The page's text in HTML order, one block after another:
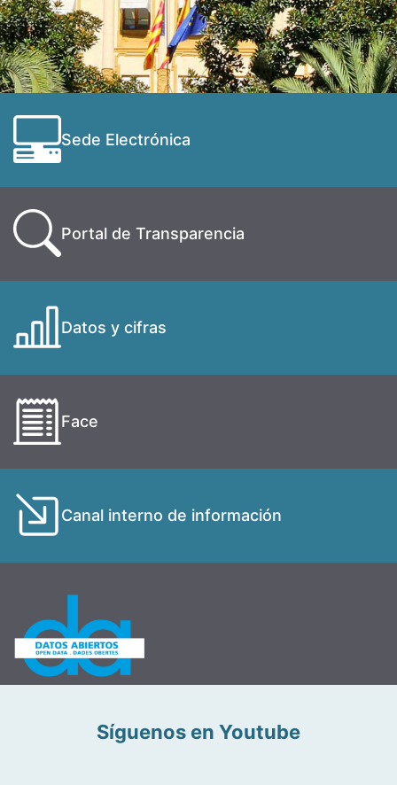
Sede Electrónica
Portal de Transparencia
Datos y cifras
Face
Canal interno de información
Síguenos en Youtube